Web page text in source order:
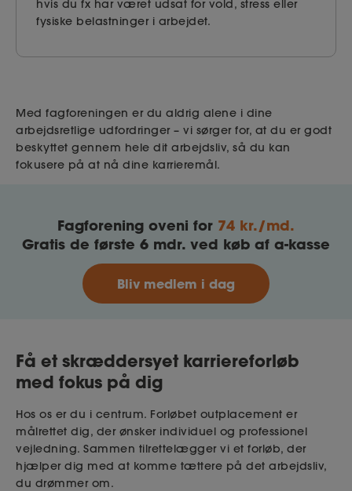
hvis du fx har været udsat for vold, stress eller
fysiske belastninger i arbejdet.
Med fagforeningen er du aldrig alene i dine
arbejdsretlige udfordringer – vi sørger for, at du er godt
beskyttet gennem hele dit arbejdsliv, så du kan
fokusere på at nå dine karrieremål.
Fagforening oveni for 74 kr./md.
Gratis de første 6 mdr. ved køb af a-kasse
Bliv medlem i dag
Få et skræddersyet karriereforløb
med fokus på dig
Hos os er du i centrum. Forløbet outplacement er
målrettet dig, der ønsker individuel og professionel
vejledning. Sammen tilrettelægger vi et forløb, der
hjælper dig med at komme tættere på det arbejdsliv,
du drømmer om.